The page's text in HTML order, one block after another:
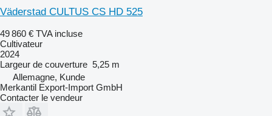
Väderstad CULTUS CS HD 525
49 860 € TVA incluse
Cultivateur
2024
Largeur de couverture 5,25 m
Allemagne, Kunde
Merkantil Export-Import GmbH
Contacter le vendeur